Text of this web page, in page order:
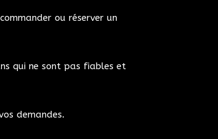
ou réserver un
qui ne sont pas fiables et
demandes.